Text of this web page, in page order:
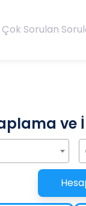
Çok Sorulan
ve